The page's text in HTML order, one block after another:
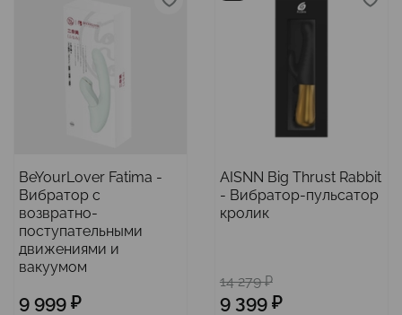
BeYourLover Fatima -
Вибратор с
возвратно-
поступательными
движениями и
вакуумом
9 999 ₽
AISNN Big Thrust Rabbit
- Вибратор-пульсатор
кролик
14 279 ₽
9 399 ₽